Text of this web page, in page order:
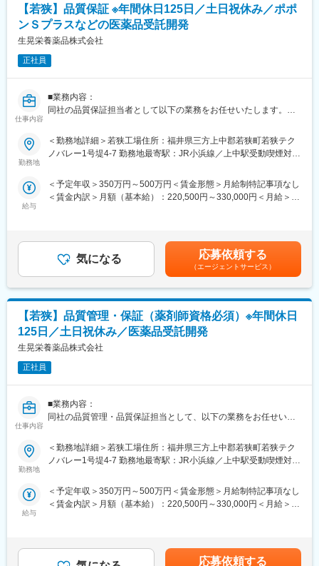
ます。<トラストファーマテック株式会社>【住所】福井県あわら
市矢地5-15【事業内容】医療用医薬品の製造
■当社の魅力：
今後、年55億錠の製造体制を目指す成長組織にて、仕組み作りか
ら携われる刺激的な環境で、既存工場の「硬直化した体制」に物
足りなさを感じる方に最適です。
最大の特徴は、沢井グループの安定感がありつつ、立ち上げ期特
有の「裁量」があること。現場発信の改善が制度化され、納得感
での経験を停滞させず、市場価値を高められる環境です。
【若狭】品質保証 ※年間休日125日／土日祝休み／ポポ
ンＳプラスなどの医薬品受託開発
生晃栄養薬品株式会社
正社員
仕事内容
■業務内容：
同社の品質保証担当者として以下の業務をお任せいたします。
・工場のGMP管理状況のチェックと報告
・国内外の監督官庁及び顧客（製薬企業）による工場査察及び監
・新規受託製品の立ち上げ業務 など
■働き方：
・年間休日125日・残業時間20時間以内という働きやすい環境を
実現できております。その背景には、生産性の向上を図り、無人
稼働部分を増やそうとする取り組みがあります。特に夜間には、
打錠や製品点検といった業務を機械に任せており、社員の業務負
担を軽減しております。
・また、出産・育児を経験した社員も、休暇を取得しながら継続
的に活躍しており、長期的に働き続けられる職場です。
寧に教えますので、業界未経験の方もご安心ください。わからな
いことがあれば気軽に相談できる環境が整っています。
■若狭工場について：
・内服固形製剤の秤量～充填・包装まで全工程製造を担い、総合
メートル／延床面積：20,184.67平方メートル）
・この度約15億円の投資を行い、若狭工場の敷地内に物流倉庫を
熱鎮痛剤の需要増加に対応し、物流倉庫拡大で出荷量を増やして
いく予定です。
勤務地
＜勤務地詳細＞若狭工場住所：福井県三方上中郡若狭町若狭テク
ノバレー1号堤4-7 勤務地最寄駅：JR小浜線／上中駅受動喫煙対
給与
＜予定年収＞350万円～500万円＜賃金形態＞月給制特記事項なし
＜賃金内訳＞月額（基本給）：220,500円～330,000円＜月給＞
月賃金はあくまでも目安の金額であり、選考を通じて上下する可
能性があります。月給(月額)は固定手当を含めた表記です。
気になる 応募依頼する
（エージェントサービス）
【若狭】品質管理・保証（薬剤師資格必須）※年間休日
125日／土日祝休み／医薬品受託開発
生晃栄養薬品株式会社
正社員
仕事内容
■業務内容：
同社の品質管理・品質保証担当として、以下の業務をお任せいた
＜具体的には…＞
・製造工程における原材料、中間製品、最終製品の品質管理、試
・工場のGMP管理状況のチェックと報告
・国内外の監督官庁及び顧客（製薬企業）による工場査察及び監
勤務地
＜勤務地詳細＞若狭工場住所：福井県三方上中郡若狭町若狭テク
ノバレー1号堤4-7 勤務地最寄駅：JR小浜線／上中駅受動喫煙対
給与
＜予定年収＞350万円～500万円＜賃金形態＞月給制特記事項なし
＜賃金内訳＞月額（基本給）：220,500円～330,000円＜月給＞
月賃金はあくまでも目安の金額であり、選考を通じて上下する可
応募依頼する